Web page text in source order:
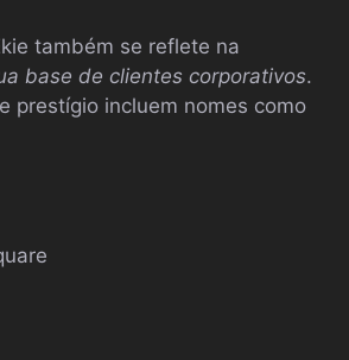
também se reflete na
base de clientes corporativos.
prestígio incluem nomes como